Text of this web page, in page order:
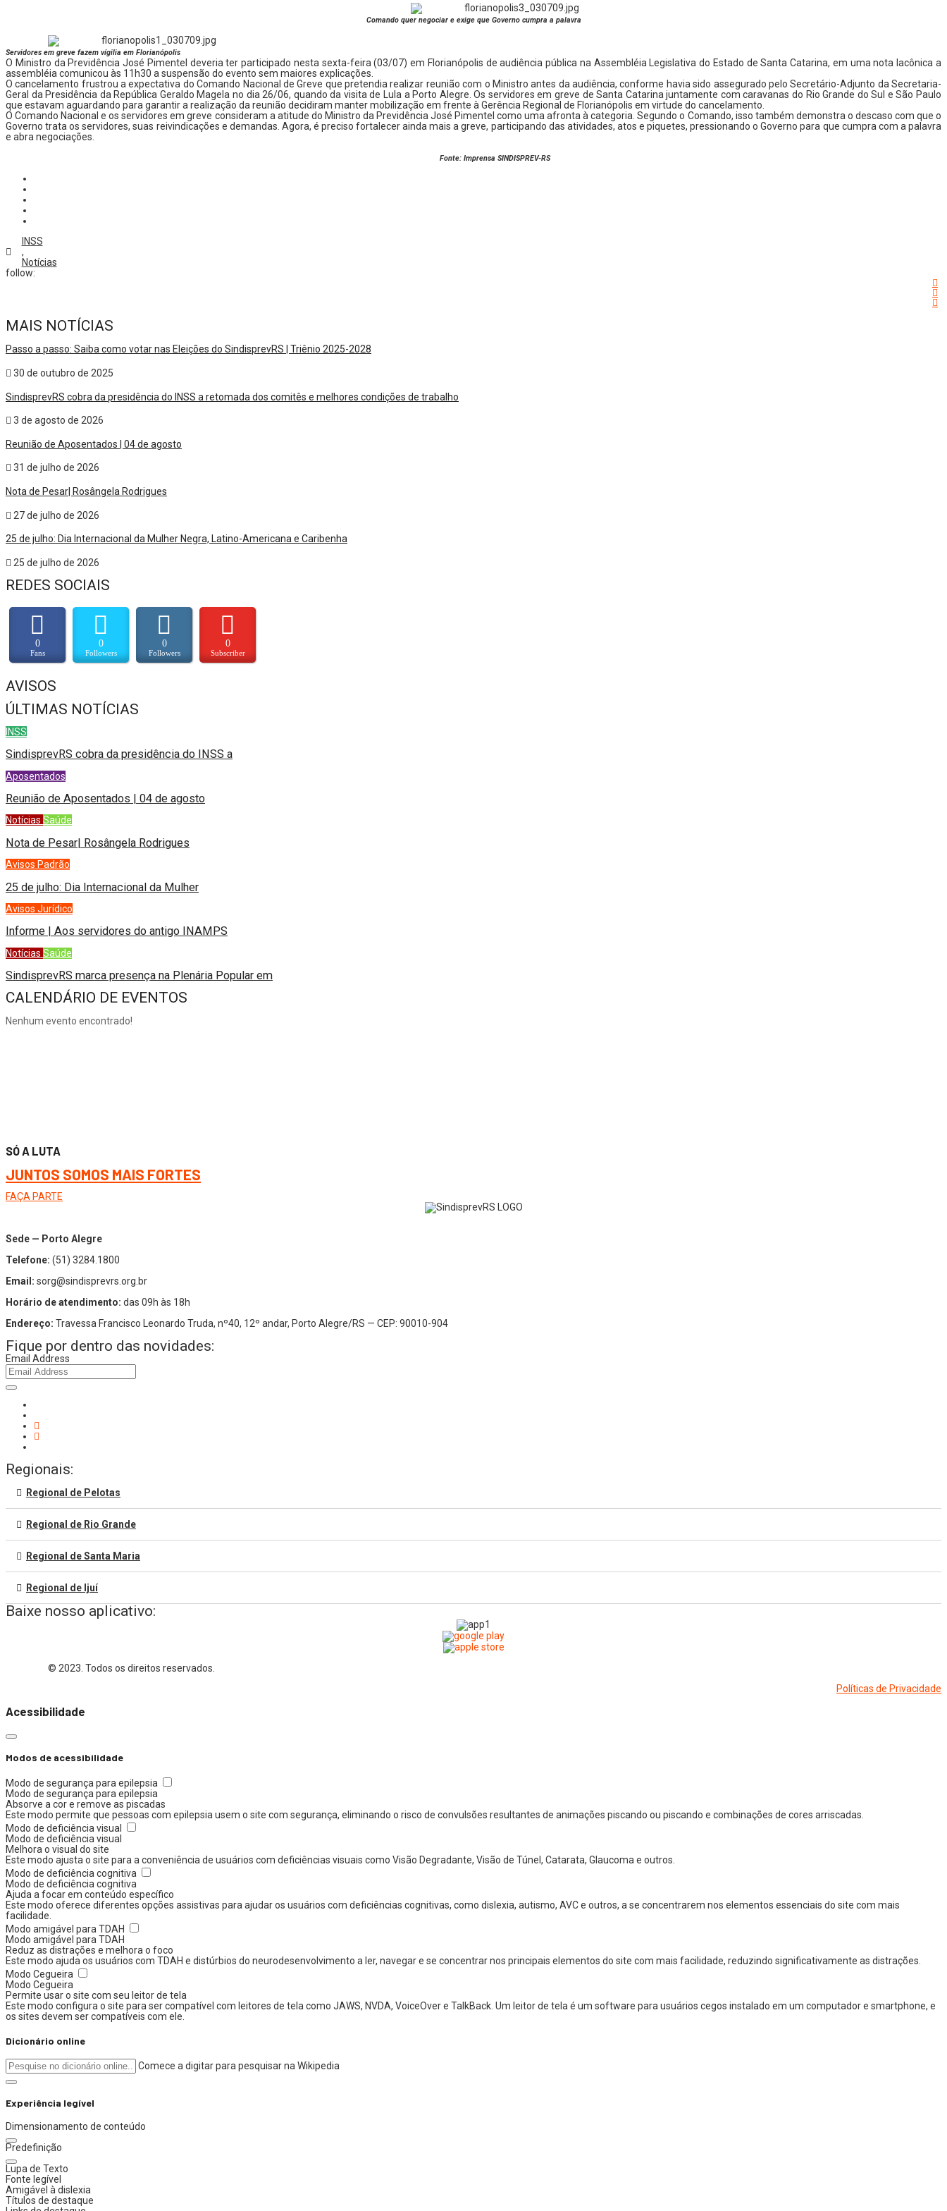
Comando quer negociar e exige que Governo cumpra a palavra
Servidores em greve fazem vígilia em Florianópolis
O Ministro da Previdência José Pimentel deveria ter participado nesta sexta-feira (03/07) em Florianópolis de audiência pública na Assembléia Legislativa do Estado de Santa Catarina, em uma nota lacônica a
assembléia comunicou às 11h30 a suspensão do evento sem maiores explicações.
O cancelamento frustrou a expectativa do Comando Nacional de Greve que pretendia realizar reunião com o Ministro antes da audiência, conforme havia sido assegurado pelo Secretário-Adjunto da Secretaria-
Geral da Presidência da República Geraldo Magela no dia 26/06, quando da visita de Lula a Porto Alegre. Os servidores em greve de Santa Catarina juntamente com caravanas do Rio Grande do Sul e São Paulo
que estavam aguardando para garantir a realização da reunião decidiram manter mobilização em frente à Gerência Regional de Florianópolis em virtude do cancelamento.
O Comando Nacional e os servidores em greve consideram a atitude do Ministro da Previdência José Pimentel como uma afronta à categoria. Segundo o Comando, isso também demonstra o descaso com que o
Governo trata os servidores, suas reivindicações e demandas. Agora, é preciso fortalecer ainda mais a greve, participando das atividades, atos e piquetes, pressionando o Governo para que cumpra com a palavra
e abra negociações.
Fonte: Imprensa SINDISPREV-RS
INSS
,
Notícias
follow:
MAIS NOTÍCIAS
Passo a passo: Saiba como votar nas Eleições do SindisprevRS | Triênio 2025-2028
30 de outubro de 2025
SindisprevRS cobra da presidência do INSS a retomada dos comitês e melhores condições de trabalho
3 de agosto de 2026
Reunião de Aposentados | 04 de agosto
31 de julho de 2026
Nota de Pesar| Rosângela Rodrigues
27 de julho de 2026
25 de julho: Dia Internacional da Mulher Negra, Latino-Americana e Caribenha
25 de julho de 2026
REDES SOCIAIS
0
Fans
0
Followers
0
Followers
0
Subscriber
AVISOS
ÚLTIMAS NOTÍCIAS
INSS
SindisprevRS cobra da presidência do INSS a
Aposentados
Reunião de Aposentados | 04 de agosto
Notícias Saúde
Nota de Pesar| Rosângela Rodrigues
Avisos Padrão
25 de julho: Dia Internacional da Mulher
Avisos Jurídico
Informe | Aos servidores do antigo INAMPS
Notícias Saúde
SindisprevRS marca presença na Plenária Popular em
CALENDÁRIO DE EVENTOS
Nenhum evento encontrado!
SÓ A LUTA
JUNTOS SOMOS MAIS FORTES
FAÇA PARTE
Sede — Porto Alegre
Telefone: (51) 3284.1800
Email: sorg@sindisprevrs.org.br
Horário de atendimento: das 09h às 18h
Endereço: Travessa Francisco Leonardo Truda, nº40, 12º andar, Porto Alegre/RS — CEP: 90010-904
Fique por dentro das novidades:
Email Address
Regionais:
Regional de Pelotas
Regional de Rio Grande
Regional de Santa Maria
Regional de Ijuí
Baixe nosso aplicativo:
© 2023. Todos os direitos reservados.
Políticas de Privacidade
Acessibilidade
Modos de acessibilidade
Modo de segurança para epilepsia
Modo de segurança para epilepsia
Absorve a cor e remove as piscadas
Este modo permite que pessoas com epilepsia usem o site com segurança, eliminando o risco de convulsões resultantes de animações piscando ou piscando e combinações de cores arriscadas.
Modo de deficiência visual
Modo de deficiência visual
Melhora o visual do site
Este modo ajusta o site para a conveniência de usuários com deficiências visuais como Visão Degradante, Visão de Túnel, Catarata, Glaucoma e outros.
Modo de deficiência cognitiva
Modo de deficiência cognitiva
Ajuda a focar em conteúdo específico
Este modo oferece diferentes opções assistivas para ajudar os usuários com deficiências cognitivas, como dislexia, autismo, AVC e outros, a se concentrarem nos elementos essenciais do site com mais
facilidade.
Modo amigável para TDAH
Modo amigável para TDAH
Reduz as distrações e melhora o foco
Este modo ajuda os usuários com TDAH e distúrbios do neurodesenvolvimento a ler, navegar e se concentrar nos principais elementos do site com mais facilidade, reduzindo significativamente as distrações.
Modo Cegueira
Modo Cegueira
Permite usar o site com seu leitor de tela
Este modo configura o site para ser compatível com leitores de tela como JAWS, NVDA, VoiceOver e TalkBack. Um leitor de tela é um software para usuários cegos instalado em um computador e smartphone, e
os sites devem ser compatíveis com ele.
Dicionário online
Comece a digitar para pesquisar na Wikipedia
Experiência legível
Dimensionamento de conteúdo
Predefinição
Lupa de Texto
Fonte legível
Amigável à dislexia
Títulos de destaque